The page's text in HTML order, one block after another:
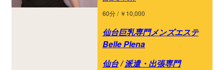
60分 / ￥10,000
仙台巨乳専門メンズエステ
Belle Plena
仙台/派遣・出張専門